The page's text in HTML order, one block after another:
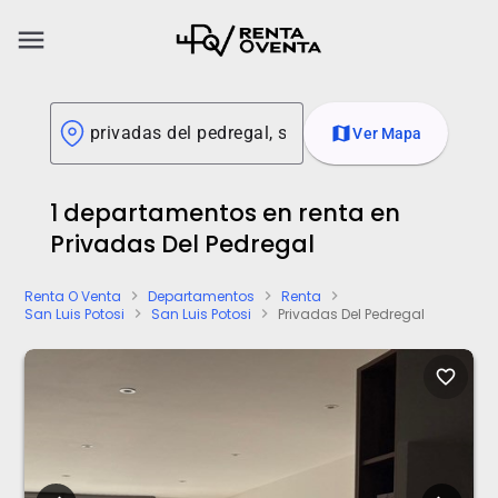
menu
mapVer Mapa
1 departamentos en renta en
Privadas Del Pedregal
Renta O Venta chevron_right Departamentos chevron_right Renta chevron_right
San Luis Potosi chevron_right San Luis Potosi chevron_right Privadas Del Pedregal
favorite_border